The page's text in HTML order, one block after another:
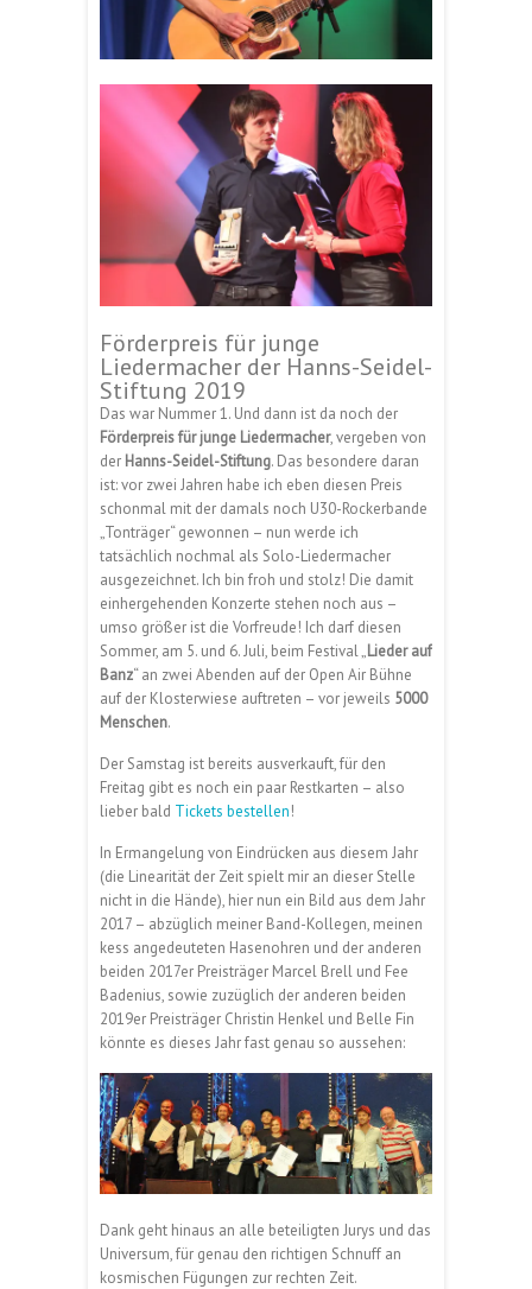
Förderpreis für junge
Liedermacher der Hanns-Seidel-
Stiftung 2019
Das war Nummer 1. Und dann ist da noch der
Förderpreis für junge Liedermacher, vergeben von
der Hanns-Seidel-Stiftung. Das besondere daran
ist: vor zwei Jahren habe ich eben diesen Preis
schonmal mit der damals noch U30-Rockerbande
„Tonträger“ gewonnen – nun werde ich
tatsächlich nochmal als Solo-Liedermacher
ausgezeichnet. Ich bin froh und stolz! Die damit
einhergehenden Konzerte stehen noch aus –
umso größer ist die Vorfreude! Ich darf diesen
Sommer, am 5. und 6. Juli, beim Festival „Lieder auf
Banz“ an zwei Abenden auf der Open Air Bühne
auf der Klosterwiese auftreten – vor jeweils 5000
Menschen.
Der Samstag ist bereits ausverkauft, für den
Freitag gibt es noch ein paar Restkarten – also
lieber bald Tickets bestellen!
In Ermangelung von Eindrücken aus diesem Jahr
(die Linearität der Zeit spielt mir an dieser Stelle
nicht in die Hände), hier nun ein Bild aus dem Jahr
2017 – abzüglich meiner Band-Kollegen, meinen
kess angedeuteten Hasenohren und der anderen
beiden 2017er Preisträger Marcel Brell und Fee
Badenius, sowie zuzüglich der anderen beiden
2019er Preisträger Christin Henkel und Belle Fin
könnte es dieses Jahr fast genau so aussehen:
Dank geht hinaus an alle beteiligten Jurys und das
Universum, für genau den richtigen Schnuff an
kosmischen Fügungen zur rechten Zeit.